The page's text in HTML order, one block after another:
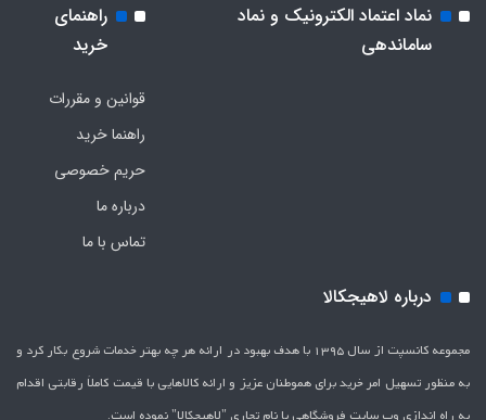
نماد اعتماد الکترونیک و نماد
ساماندهی
راهنمای
خرید
قوانین و مقررات
راهنما خرید
حریم خصوصی
درباره ما
تماس با ما
درباره لاهیجکالا
مجموعه کانسپت از سال 1395 با هدف بهبود در ارائه هر چه بهتر خدمات شروع بکار کرد و
به منظور تسهیل امر خرید برای هموطنان عزیز و ارائه کالاهایی با قیمت کاملاَ رقابتی اقدام
به راه اندازی وب سایت فروشگاهی با نام تجاری "لاهیج­کالا" نموده است.